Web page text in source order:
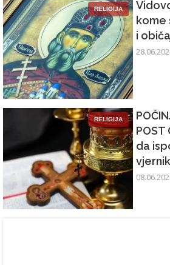
RELIGIJA
kome
i
RELIGIJA
da
vjernik